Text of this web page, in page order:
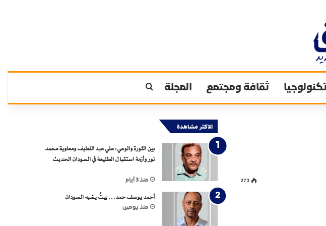
ثقافة ومجتمع المجلة
273
الاكثر مشاهدة
بين الثورة والوعي: علي عبد اللطيف ومعاوية محمد
نور وأزمة استقبال الطليعة في السودان الحديث
منذ 3 أيام
أحمد يوسف حمد… بيتٌ يشبه السودان
منذ يومين